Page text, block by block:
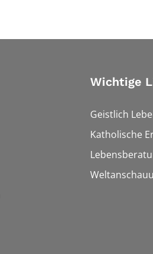
Wichtige
Geistlich
Katholische